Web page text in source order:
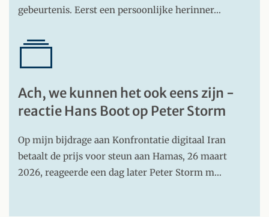
gebeurtenis. Eerst een persoonlijke herinner…
Ach, we kunnen het ook eens zijn -
reactie Hans Boot op Peter Storm
Op mijn bijdrage aan Konfrontatie digitaal Iran
betaalt de prijs voor steun aan Hamas, 26 maart
2026, reageerde een dag later Peter Storm m…